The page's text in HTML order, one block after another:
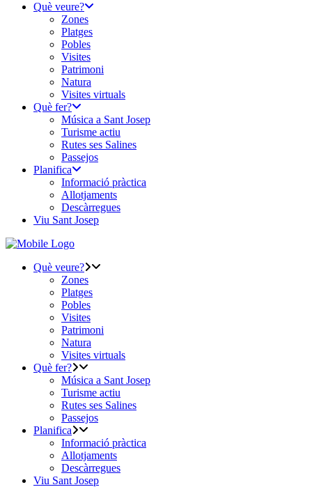
Què veure?
Zones
Platges
Pobles
Visites
Patrimoni
Natura
Visites virtuals
Què fer?
Música a Sant Josep
Turisme actiu
Rutes ses Salines
Passejos
Planifica
Informació pràctica
Allotjaments
Descàrregues
Viu Sant Josep
Què veure?
Zones
Platges
Pobles
Visites
Patrimoni
Natura
Visites virtuals
Què fer?
Música a Sant Josep
Turisme actiu
Rutes ses Salines
Passejos
Planifica
Informació pràctica
Allotjaments
Descàrregues
Viu Sant Josep